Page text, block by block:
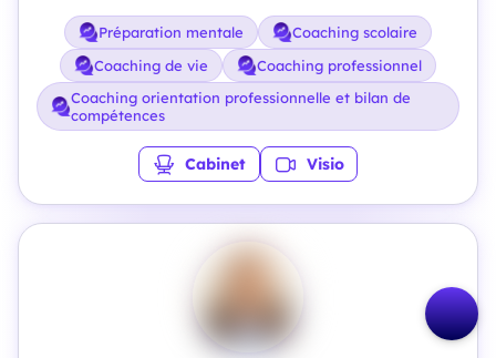
Préparation mentale
Coaching scolaire
Coaching de vie
Coaching professionnel
Coaching orientation professionnelle et bilan de
compétences
Cabinet Visio